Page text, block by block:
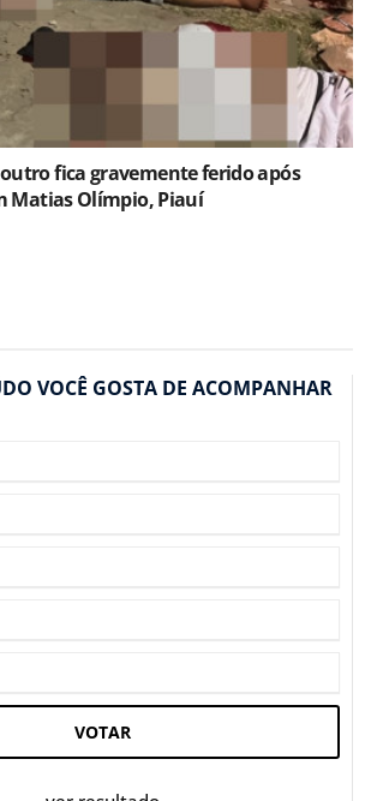
fica gravemente ferido após
Matias Olímpio, Piauí
VOCÊ GOSTA DE ACOMPANHAR
VOTAR